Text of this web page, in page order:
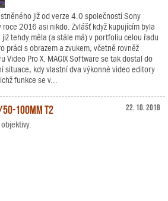
již od verze 4.0 společností Sony
2016 asi nikdo. Zvlášť když kupujícím byla
již tehdy měla (a stále má) v portfoliu celou řadu
práci s obrazem a zvukem, včetně rovněž
Video Pro X. MAGIX Software se tak dostal do
situace, kdy vlastní dva výkonné video editory
funkce se v...
22. 10. 2018
100mm T2